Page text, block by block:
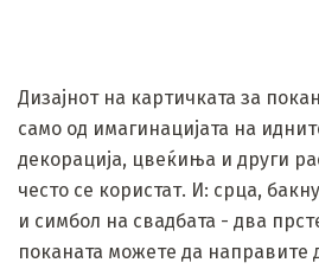
Дизајнот на картичката за
само од имагинацијата на
декорација, цвеќиња и други
често се користат. И: срца,
и симбол на свадбата - два
поканата можете да направите